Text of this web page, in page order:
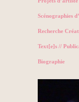
Scénographies
Recherche
Text[e]s //
Biographie